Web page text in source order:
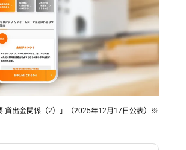
貸出金関係（2）」（2025年12月17日公表）※